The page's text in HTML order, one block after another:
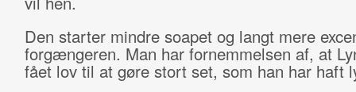
Den starter mindre soapet og langt mere
forgængeren. Man har fornemmelsen af, at
fået lov til at gøre stort set, som han har haft